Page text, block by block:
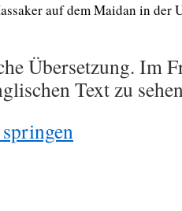
auf dem Maidan in
Übersetzung. Im
Text zu